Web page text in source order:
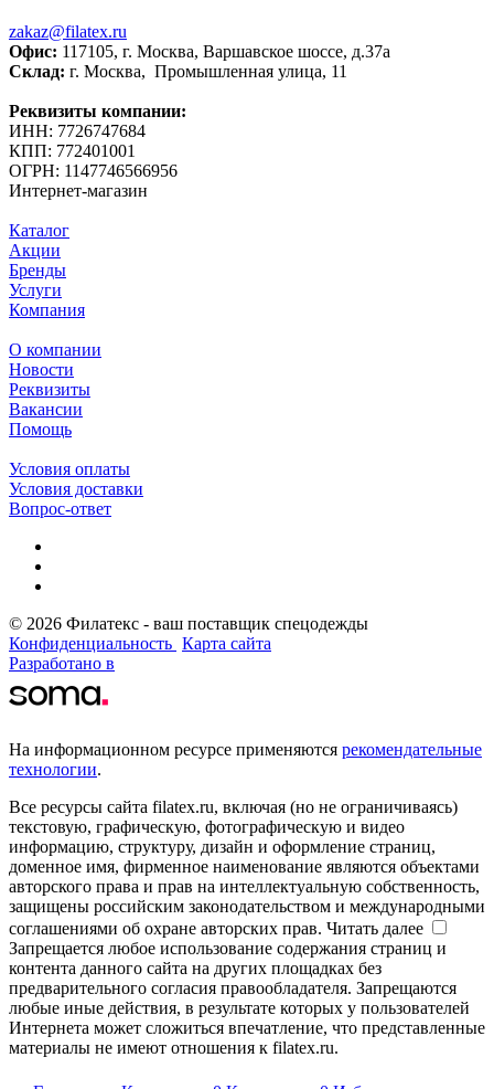
zakaz@filatex.ru
Офис: 117105, г. Москва, Варшавское шоссе, д.37а
Склад: г. Москва, Промышленная улица, 11
Реквизиты компании:
ИНН: 7726747684
КПП: 772401001
ОГРН: 1147746566956
Интернет-магазин
Каталог
Акции
Бренды
Услуги
Компания
О компании
Новости
Реквизиты
Вакансии
Помощь
Условия оплаты
Условия доставки
Вопрос-ответ
© 2026 Филатекс - ваш поставщик спецодежды
Конфиденциальность Карта сайта
Разработано в
На информационном ресурсе применяются рекомендательные
технологии.
Все ресурсы сайта filatex.ru, включая (но не ограничиваясь)
текстовую, графическую, фотографическую и видео
информацию, структуру, дизайн и оформление страниц,
доменное имя, фирменное наименование являются объектами
авторского права и прав на интеллектуальную собственность,
защищены российским законодательством и международными
соглашениями об охране авторских прав. Читать далее
Запрещается любое использование содержания страниц и
контента данного сайта на других площадках без
предварительного согласия правообладателя. Запрещаются
любые иные действия, в результате которых у пользователей
Интернета может сложиться впечатление, что представленные
материалы не имеют отношения к filatex.ru.